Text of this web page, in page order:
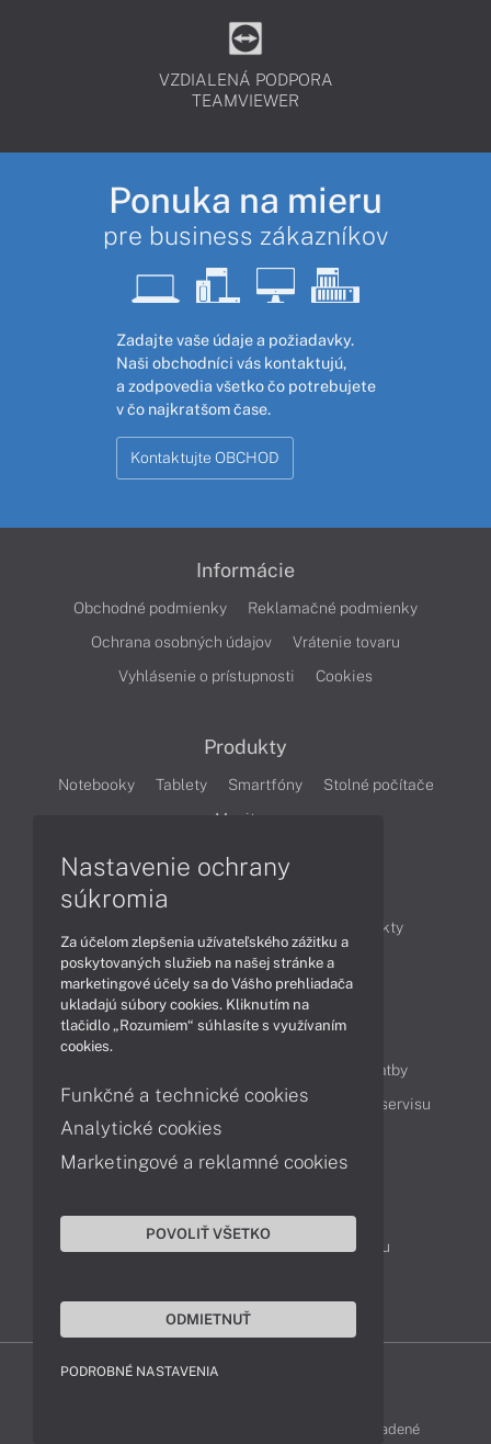
VZDIALENÁ PODPORA
TEAMVIEWER
Ponuka na mieru
pre business zákazníkov
Zadajte vaše údaje a požiadavky.
Naši obchodníci vás kontaktujú,
a zodpovedia všetko čo potrebujete
v čo najkratšom čase.
Kontaktujte OBCHOD
Informácie
Obchodné podmienky
Reklamačné podmienky
Ochrana osobných údajov
Vrátenie tovaru
Vyhlásenie o prístupnosti
Cookies
Produkty
Notebooky Tablety Smartfóny
Stolné počítače
Monitory
Produkty
Technológie
Videá
Obsah
Možnosti doručenia a platby
Podpora a servis
Servisné služby Cenník servisu
Kontakty
043 4224 771
Obchodné oddelenie
Reklamácia tovaru
LENOVO-SHOP © 2013 - 2026 Všetky práva vyhradené
Nastavenie ochrany
súkromia
Za účelom zlepšenia užívateľského zážitku a
poskytovaných služieb na našej stránke a
marketingové účely sa do Vášho prehliadača
ukladajú súbory cookies. Kliknutím na
tlačidlo „Rozumiem“ súhlasíte s využívaním
cookies.
Funkčné a technické cookies
Analytické cookies
Marketingové a reklamné cookies
POVOLIŤ VŠETKO
ODMIETNUŤ
PODROBNÉ NASTAVENIA